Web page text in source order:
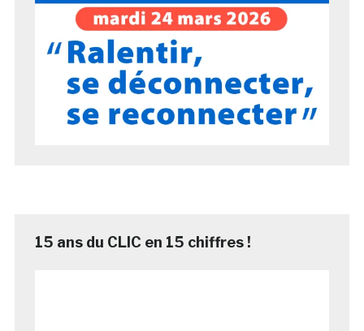
15 ans du CLIC en 15 chiffres !